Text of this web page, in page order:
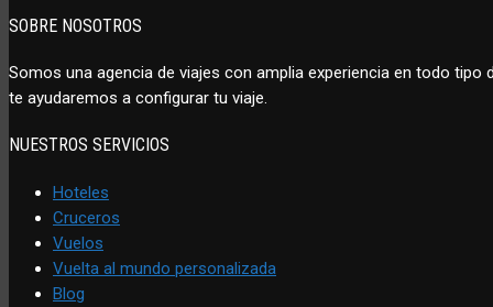
SOBRE NOSOTROS
Somos una agencia de viajes con amplia experiencia en todo
te ayudaremos a configurar tu viaje.
NUESTROS SERVICIOS
Hoteles
Cruceros
Vuelos
Vuelta al mundo personalizada
Blog